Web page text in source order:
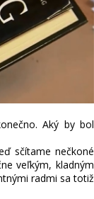
Aký by bol
sčítame nečkoné
veľkým, kladným
radmi sa totiž